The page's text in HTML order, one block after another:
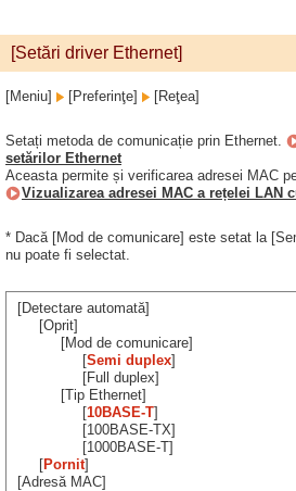
[Setări driver Ethernet]
[Meniu] [Preferinţe] [Reţea]
Setați metoda de comunicație prin Ethernet.
setărilor Ethernet
Aceasta permite și verificarea adresei MAC
Vizualizarea adresei MAC a rețelei LAN
* Dacă [Mod de comunicare] este setat la
nu poate fi selectat.
[Detectare automată]
[Oprit]
[Mod de comunicare]
[Semi duplex]
[Full duplex]
[Tip Ethernet]
[10BASE-T]
[100BASE-TX]
[1000BASE-T]
[Pornit]
[Adresă MAC]